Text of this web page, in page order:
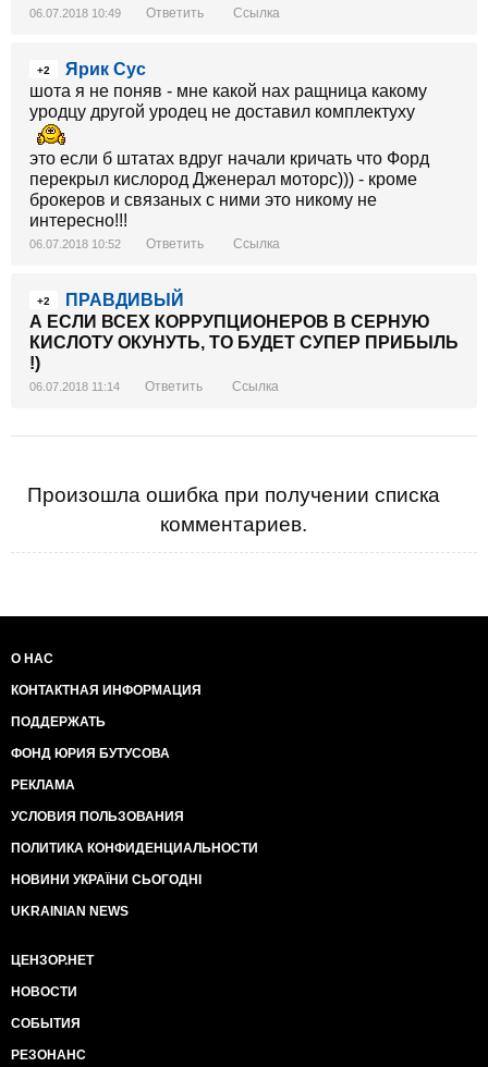
06.07.2018 10:49 Ответить Ссылка
+2
Ярик Сус
шота я не поняв - мне какой нах ращница какому
уродцу другой уродец не доставил комплектуху
это если б штатах вдруг начали кричать что Форд
перекрыл кислород Дженерал моторс))) - кроме
брокеров и связаных с ними это никому не
интересно!!!
06.07.2018 10:52 Ответить Ссылка
+2
ПРАВДИВЫЙ
А ЕСЛИ ВСЕХ КОРРУПЦИОНЕРОВ В СЕРНУЮ
КИСЛОТУ ОКУНУТЬ, ТО БУДЕТ СУПЕР ПРИБЫЛЬ
!)
06.07.2018 11:14 Ответить Ссылка
Произошла ошибка при получении списка
комментариев.
О НАС
КОНТАКТНАЯ ИНФОРМАЦИЯ
ПОДДЕРЖАТЬ
ФОНД ЮРИЯ БУТУСОВА
РЕКЛАМА
УСЛОВИЯ ПОЛЬЗОВАНИЯ
ПОЛИТИКА КОНФИДЕНЦИАЛЬНОСТИ
НОВИНИ УКРАЇНИ СЬОГОДНІ
UKRAINIAN NEWS
ЦЕНЗОР.НЕТ
НОВОСТИ
СОБЫТИЯ
РЕЗОНАНС